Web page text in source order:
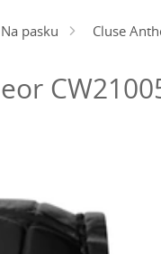
Na pasku Cluse